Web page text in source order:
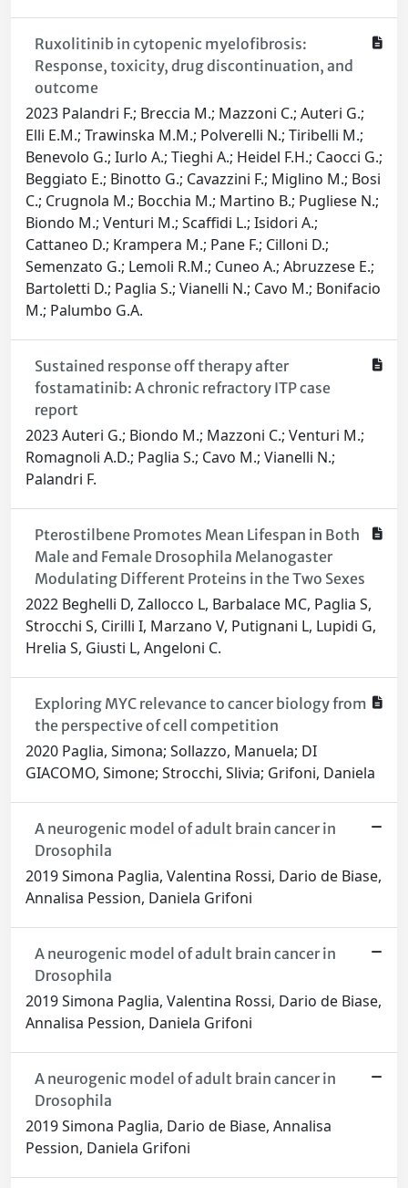
Ruxolitinib in cytopenic myelofibrosis:
Response, toxicity, drug discontinuation, and
outcome
2023 Palandri F.; Breccia M.; Mazzoni C.; Auteri G.;
Elli E.M.; Trawinska M.M.; Polverelli N.; Tiribelli M.;
Benevolo G.; Iurlo A.; Tieghi A.; Heidel F.H.; Caocci G.;
Beggiato E.; Binotto G.; Cavazzini F.; Miglino M.; Bosi
C.; Crugnola M.; Bocchia M.; Martino B.; Pugliese N.;
Biondo M.; Venturi M.; Scaffidi L.; Isidori A.;
Cattaneo D.; Krampera M.; Pane F.; Cilloni D.;
Semenzato G.; Lemoli R.M.; Cuneo A.; Abruzzese E.;
Bartoletti D.; Paglia S.; Vianelli N.; Cavo M.; Bonifacio
M.; Palumbo G.A.
Sustained response off therapy after
fostamatinib: A chronic refractory ITP case
report
2023 Auteri G.; Biondo M.; Mazzoni C.; Venturi M.;
Romagnoli A.D.; Paglia S.; Cavo M.; Vianelli N.;
Palandri F.
Pterostilbene Promotes Mean Lifespan in Both
Male and Female Drosophila Melanogaster
Modulating Different Proteins in the Two Sexes
2022 Beghelli D, Zallocco L, Barbalace MC, Paglia S,
Strocchi S, Cirilli I, Marzano V, Putignani L, Lupidi G,
Hrelia S, Giusti L, Angeloni C.
Exploring MYC relevance to cancer biology from
the perspective of cell competition
2020 Paglia, Simona; Sollazzo, Manuela; DI
GIACOMO, Simone; Strocchi, Slivia; Grifoni, Daniela
A neurogenic model of adult brain cancer in
Drosophila
2019 Simona Paglia, Valentina Rossi, Dario de Biase,
Annalisa Pession, Daniela Grifoni
A neurogenic model of adult brain cancer in
Drosophila
2019 Simona Paglia, Valentina Rossi, Dario de Biase,
Annalisa Pession, Daniela Grifoni
A neurogenic model of adult brain cancer in
Drosophila
2019 Simona Paglia, Dario de Biase, Annalisa
Pession, Daniela Grifoni